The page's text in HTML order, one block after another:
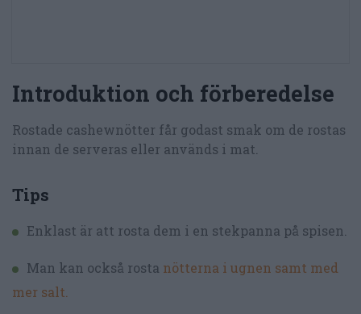
Introduktion och förberedelse
Rostade cashewnötter får godast smak om de rostas
innan de serveras eller används i mat.
Tips
Enklast är att rosta dem i en stekpanna på spisen.
Man kan också rosta nötterna i ugnen samt med
mer salt.